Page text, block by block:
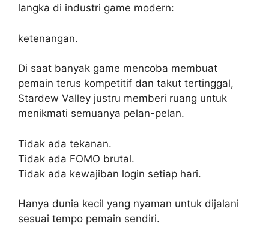
langka di industri game modern:
ketenangan.
Di saat banyak game mencoba membuat
pemain terus kompetitif dan takut tertinggal,
Stardew Valley justru memberi ruang untuk
menikmati semuanya pelan-pelan.
Tidak ada tekanan.
Tidak ada FOMO brutal.
Tidak ada kewajiban login setiap hari.
Hanya dunia kecil yang nyaman untuk dijalani
sesuai tempo pemain sendiri.